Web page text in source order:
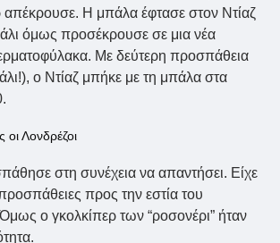
Η μπάλα έφτασε στον Ντίαζ
όμως προσέκρουσε σε μια νέα
Με δεύτερη προσπάθεια
ο Ντίαζ μπήκε με τη μπάλα στα
Λονδρέζοι
στη συνέχεια να απαντήσει. Είχε
προσπάθειες προς την εστία του
ο γκολκίπερ των “ροσονέρι” ήταν